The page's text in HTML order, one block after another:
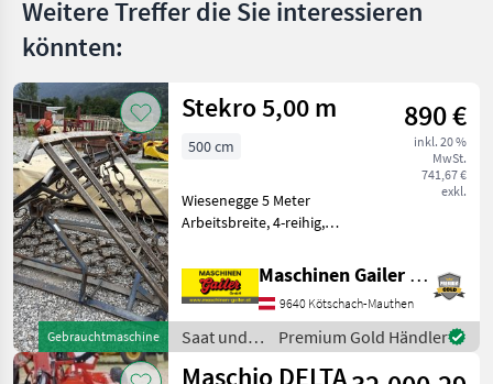
Weitere Treffer die Sie interessieren
könnten:
Gebrauchtmaschine
Stekro 5,00 m 890 €
inkl. 20 %
MwSt.
741,67 €
exkl.
500 cm
Wiesenegge 5 Meter
Arbeitsbreite, 4-reihig,
Punkt Aufnahme, Gewicht
450 kg, Striegelnetz kann
beidseitig verwendet
werden, Intensiv striegeln
Maschinen Gailer GmbH
9640 Kötschach-Mauthen
Saat und
Pflege /
Premium Gold Händler
Maschio DELTA